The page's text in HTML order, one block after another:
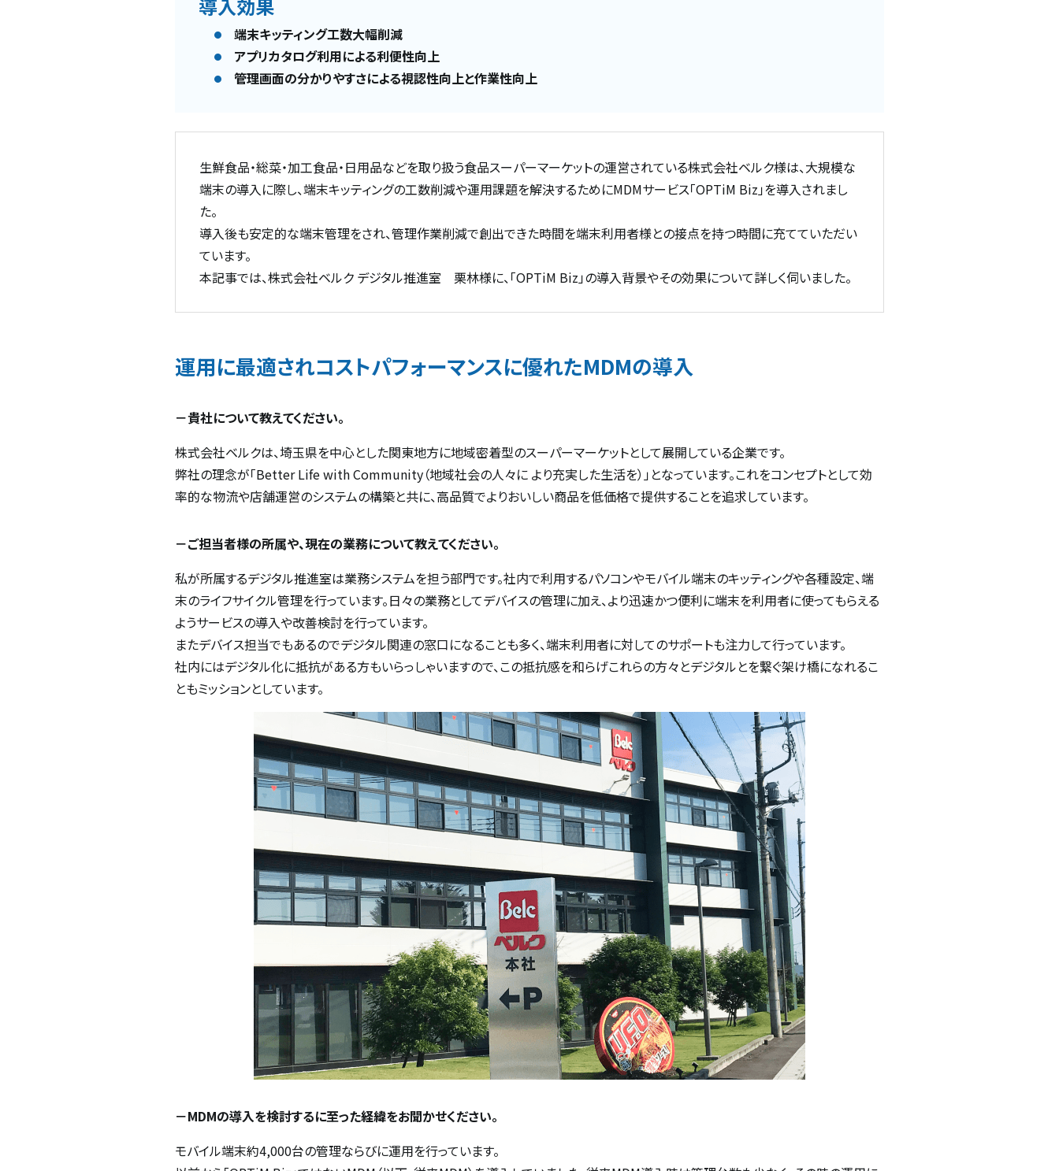
導入効果
端末キッティング工数大幅削減
アプリカタログ利用による利便性向上
管理画面の分かりやすさによる視認性向上と作業性向上
生鮮食品・総菜・加工食品・日用品などを取り扱う食品スーパーマーケットの運営されている株式会社ベルク様は、大規模な
端末の導入に際し、端末キッティングの工数削減や運用課題を解決するためにMDMサービス「OPTiM Biz」を導入されまし
た。
導入後も安定的な端末管理をされ、管理作業削減で創出できた時間を端末利用者様との接点を持つ時間に充てていただい
ています。
本記事では、株式会社ベルク デジタル推進室 栗林様に、「OPTiM Biz」の導入背景やその効果について詳しく伺いました。
運用に最適されコストパフォーマンスに優れたMDMの導入
－貴社について教えてください。
株式会社ベルクは、埼玉県を中心とした関東地方に地域密着型のスーパーマーケットとして展開している企業です。
弊社の理念が「Better Life with Community（地域社会の人々に より充実した生活を）」となっています。これをコンセプトとして効
率的な物流や店舗運営のシステムの構築と共に、高品質でよりおいしい商品を低価格で提供することを追求しています。
－ご担当者様の所属や、現在の業務について教えてください。
私が所属するデジタル推進室は業務システムを担う部門です。社内で利用するパソコンやモバイル端末のキッティングや各種設定、端
末のライフサイクル管理を行っています。日々の業務としてデバイスの管理に加え、より迅速かつ便利に端末を利用者に使ってもらえる
ようサービスの導入や改善検討を行っています。
またデバイス担当でもあるのでデジタル関連の窓口になることも多く、端末利用者に対してのサポートも注力して行っています。
社内にはデジタル化に抵抗がある方もいらっしゃいますので、この抵抗感を和らげこれらの方々とデジタルとを繋ぐ架け橋になれるこ
ともミッションとしています。
－MDMの導入を検討するに至った経緯をお聞かせください。
モバイル端末約4,000台の管理ならびに運用を行っています。